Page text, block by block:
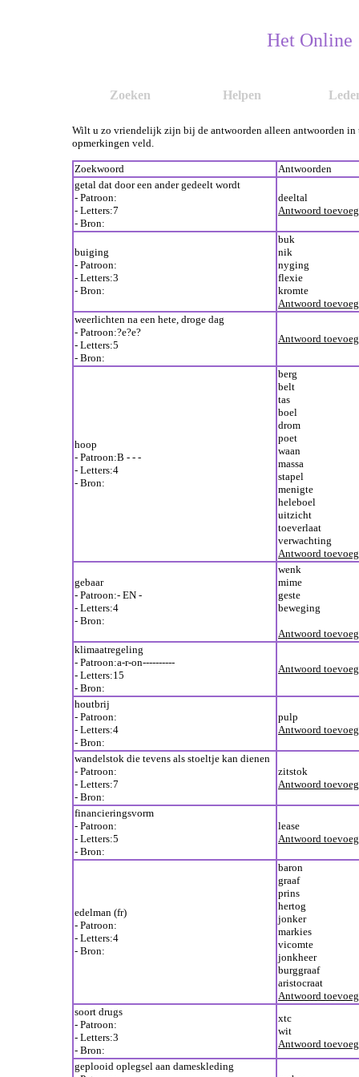
Het Online
Zoeken Helpen
Wilt u zo vriendelijk zijn bij de antwoorden alleen antwoorden
opmerkingen veld.
Zoekwoord
Antwoorden
getal dat door een ander gedeelt wordt
- Patroon:
- Letters:7
- Bron:
deeltal
Antwoord
buiging
- Patroon:
- Letters:3
- Bron:
buk
nik
nyging
flexie
kromte
Antwoord
weerlichten na een hete, droge dag
- Patroon:?e?e?
- Letters:5
- Bron:
Antwoord
hoop
- Patroon:B - - -
- Letters:4
- Bron:
berg
belt
tas
boel
drom
poet
waan
massa
stapel
menigte
heleboel
uitzicht
toeverlaat
verwachting
Antwoord
gebaar
- Patroon:- EN -
- Letters:4
- Bron:
wenk
mime
geste
beweging
Antwoord
klimaatregeling
- Patroon:a-r-on----------
- Letters:15
- Bron:
Antwoord
houtbrij
- Patroon:
- Letters:4
- Bron:
pulp
Antwoord
wandelstok die tevens als stoeltje kan dienen
- Patroon:
- Letters:7
- Bron:
zitstok
Antwoord
financieringsvorm
- Patroon:
- Letters:5
- Bron:
lease
Antwoord
edelman (fr)
- Patroon:
- Letters:4
- Bron:
baron
graaf
prins
hertog
jonker
markies
vicomte
jonkheer
burggraaf
aristocraat
Antwoord
soort drugs
- Patroon:
- Letters:3
- Bron:
xtc
wit
Antwoord
geplooid oplegsel aan dameskleding